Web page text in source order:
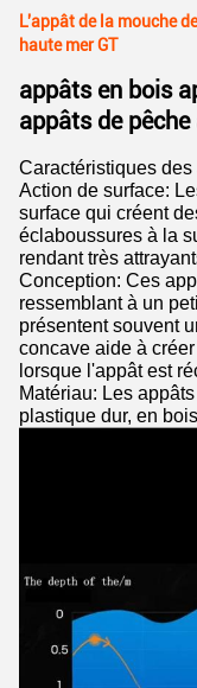
L'appât de la mouche
haute mer GT
appâts en bois
appâts de
Caractéristiques
Action de surface:
surface qui créent
éclaboussures à la
rendant très
Conception: Ces
ressemblant à un
présentent souvent
concave aide à
lorsque l'appât est
Matériau: Les
plastique dur, en